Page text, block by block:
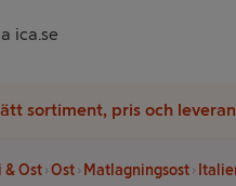
ica.se
sortiment, pris och
& Ost Ost Matlagningsost